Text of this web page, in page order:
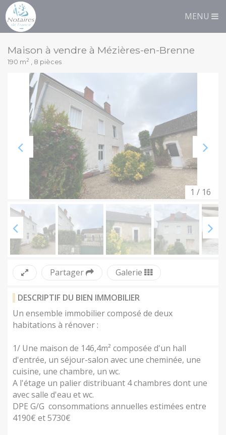
MENU
Immobilier Liste
Maison à vendre à Mézières-en-Brenne
190 m2 , 8 pièces
1 / 16
Partager Galerie
DESCRIPTIF DU BIEN IMMOBILIER
Un ensemble immobilier composé de deux
habitations à rénover :
1/ Une maison de 146,4m² composée d'un hall
d'entrée, un séjour-salon avec une cheminée, une
cuisine, une chambre, un wc.
A l'étage un palier distribuant 4 chambres dont une
avec salle d'eau et wc.
DPE G/G  consommations annuelles estimées entre
4190€ et 5730€
Panneau de gestion des cookies